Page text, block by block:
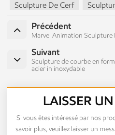
Sculpture De Cerf
Précédent
Marvel Animation Sculpture
Suivant
Sculpture de courbe en
acier in inoxydable
LAISSER
Si vous êtes intéressé par nos
savoir plus, veuillez laisser un